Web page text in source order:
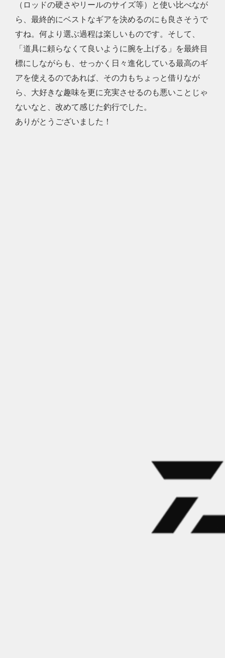
（ロッドの硬さやリールのサイズ等）と使い比べなが
ら、最終的にベストなギアを決めるのにも良さそうで
すね。何より選ぶ過程は楽しいものです。そして、
「道具に頼らなくて良いように腕を上げる」を最終目
標にしながらも、せっかく日々進化している最高のギ
アを使えるのであれば、その力もちょっと借りなが
ら、大好きな趣味を更に充実させるのも悪いことじゃ
ないなと、改めて感じた釣行でした。
ありがとうございました！